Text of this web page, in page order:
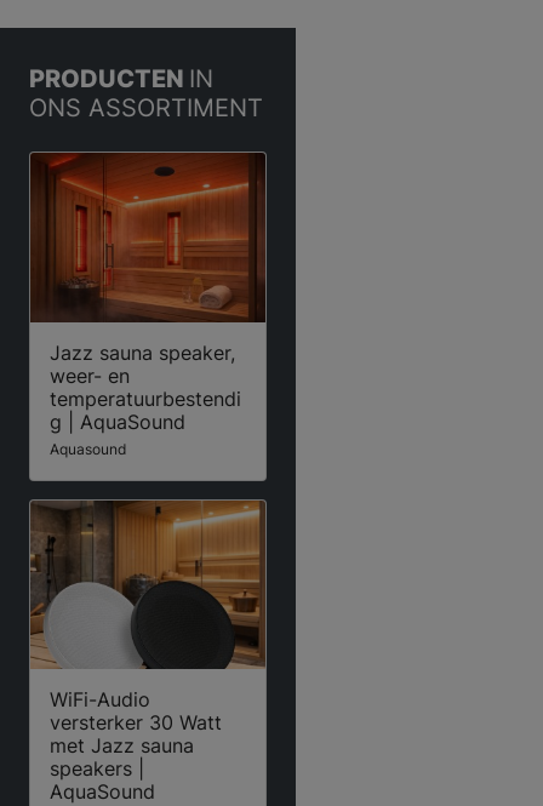
PRODUCTEN IN
ONS ASSORTIMENT
Jazz sauna speaker,
weer- en
temperatuurbestendi
g | AquaSound
Aquasound
WiFi-Audio
versterker 30 Watt
met Jazz sauna
speakers |
AquaSound